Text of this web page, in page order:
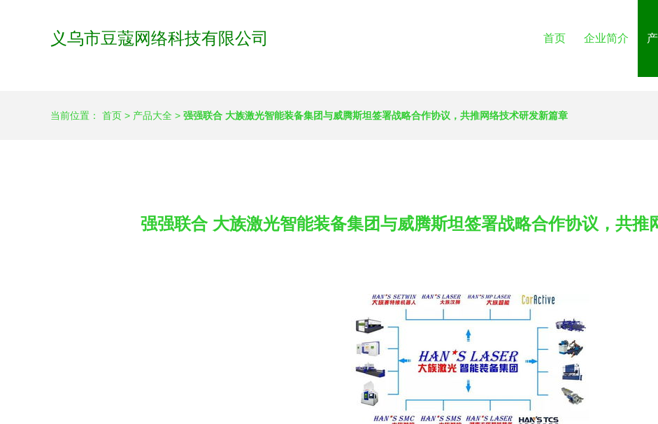
义乌市豆蔻网络科技有限公司 首页 企业简介
当前位置： 首页 > 产品大全 > 强强联合 大族激光智能装备集团与威腾斯坦签署战略合作协议，共推网络技术研发新篇章
强强联合 大族激光智能装备集团与威腾斯坦签署战略合作协议，共推